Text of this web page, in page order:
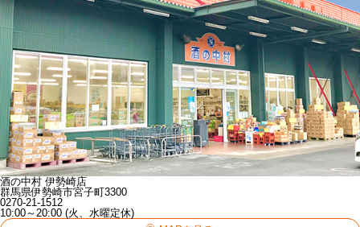
酒の中村 伊勢崎店
群馬県伊勢崎市宮子町3300
0270-21-1512
10:00～20:00 (火、水曜定休)